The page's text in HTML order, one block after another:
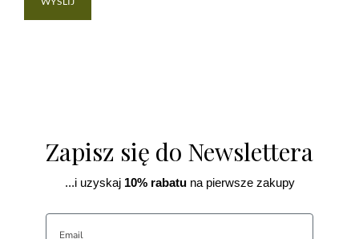
Zapisz się do Newslettera
...i uzyskaj10% rabatuna pierwsze zakupy